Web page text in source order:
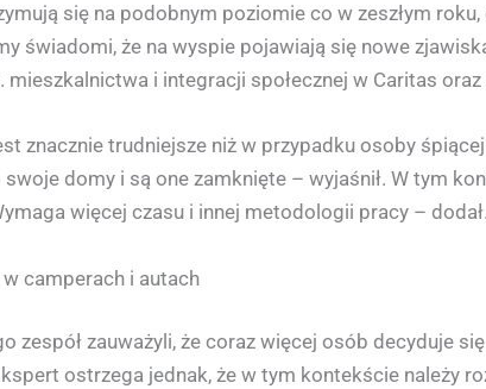
się na podobnym poziomie co w zeszłym
świadomi, że na wyspie pojawiają się nowe
mieszkalnictwa i integracji społecznej w Caritas
znacznie trudniejsze niż w przypadku osoby
swoje domy i są one zamknięte – wyjaśnił. W tym
więcej czasu i innej metodologii pracy – dodał.
camperach i autach
zespół zauważyli, że coraz więcej osób decyduje
ostrzega jednak, że w tym kontekście należy